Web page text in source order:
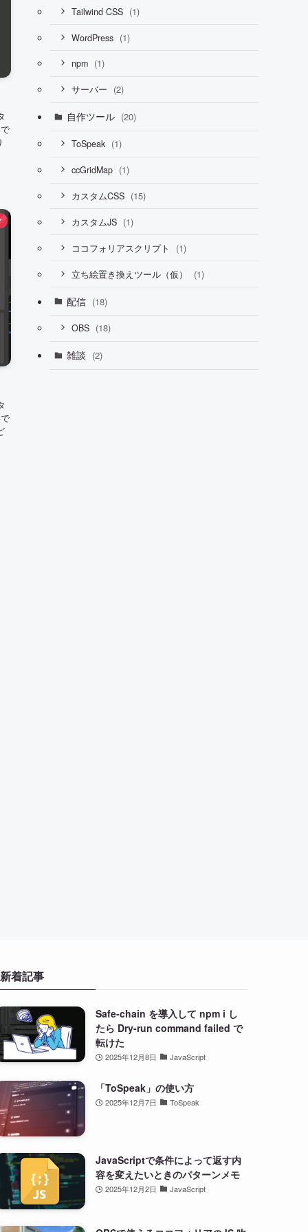
Tailwind CSS (1)
WordPress (1)
npm (1)
サーバー (2)
自作ツール (20)
ToSpeak (1)
ccGridMap (1)
カスタムCSS (15)
カスタムJS (1)
ココフォリアスクリプト (1)
立ち絵置き換えツール（仮） (1)
配信 (18)
OBS (18)
雑談 (2)
新着記事
Safe-chain を導入して npm i し
たら Dry-run command failed で
転けた
2025年12月8日 JavaScript
「ToSpeak」の使い方
2025年12月7日 ToSpeak
JavaScriptで条件によって返す内
容を変えたいときのパターンメモ
2025年12月2日 JavaScript